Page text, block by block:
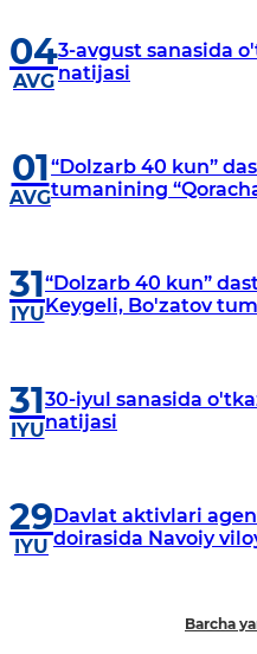
04
AVG
3-avgust sanasida
natijasi
01
AVG
“Dolzarb 40 kun”
tumanining
31
IYU
“Dolzarb 40 kun”
Keygeli, Bo'zatov
31
IYU
30-iyul sanasida
natijasi
29
IYU
Davlat aktivlari
doirasida Navoiy
Barcha